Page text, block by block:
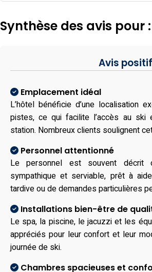
Synthèse des avis pour
Avis
Emplacement idéal
L’hôtel bénéficie d’une localisation
pistes, ce qui facilite l’accès au
station. Nombreux clients soulignent
Personnel attentionné
Le personnel est souvent décrit
sympathique et serviable, prêt à
tardive ou de demandes particulières
Installations bien-être de
Le spa, la piscine, le jacuzzi et les
appréciés pour leur confort et leur
journée de ski.
Chambres spacieuses et